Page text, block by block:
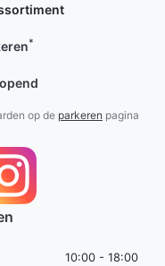
*
op de parkeren pagina
10:00 - 18:00